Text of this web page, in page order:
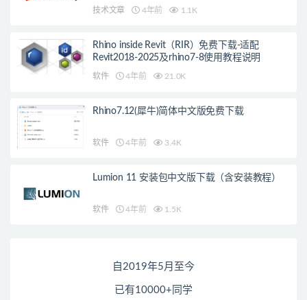
技术文章 4年前 1.1K
Rhino inside Revit（RIR）免费下载-适配
Revit2018-2025及rhino7-8使用教程说明
软件 4年前 21.0K
Rhino7.12(犀牛)简体中文版免费下载
软件 4年前 3.4K
Lumion 11 安装包中文版下载（含安装教程）
软件 4年前 1.5K
自2019年5月至今
已有10000+同学